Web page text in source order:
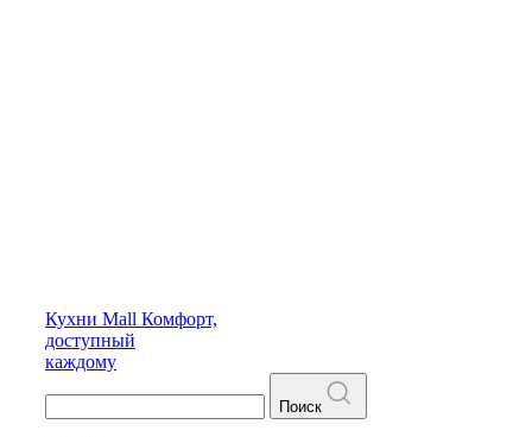
Кухни Mall Комфорт,
доступный
каждому
Поиск